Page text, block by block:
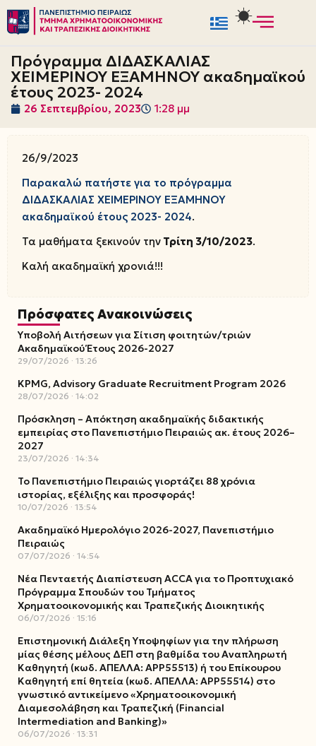
Μεταπηδήστε
στο
περιεχόμενο
Πρόγραμμα ΔΙΔΑΣΚΑΛΙΑΣ
ΧΕΙΜΕΡΙΝΟΥ ΕΞΑΜΗΝΟΥ ακαδημαϊκού
έτους 2023- 2024
26 Σεπτεμβρίου, 2023 1:28 μμ
26/9/2023
Παρακαλώ πατήστε για το πρόγραμμα
ΔΙΔΑΣΚΑΛΙΑΣ ΧΕΙΜΕΡΙΝΟΥ ΕΞΑΜΗΝΟΥ
ακαδημαϊκού έτους 2023- 2024.
Τα μαθήματα ξεκινούν την Τρίτη 3/10/2023.
Καλή ακαδημαϊκή χρονιά!!!
Πρόσφατες Ανακοινώσεις
Υποβολή Αιτήσεων για Σίτιση φοιτητών/τριών
Ακαδημαϊκού Έτους 2026-2027
29/07/2026 13:26
KPMG, Advisory Graduate Recruitment Program 2026
28/07/2026 14:02
Πρόσκληση – Απόκτηση ακαδημαϊκής διδακτικής
εμπειρίας στο Πανεπιστήμιο Πειραιώς ακ. έτους 2026–
2027
23/07/2026 14:34
Το Πανεπιστήμιο Πειραιώς γιορτάζει 88 χρόνια
ιστορίας, εξέλιξης και προσφοράς!
10/07/2026 13:54
Ακαδημαϊκό Ημερολόγιο 2026-2027, Πανεπιστήμιο
Πειραιώς
07/07/2026 14:54
Νέα Πενταετής Διαπίστευση ACCA για το Προπτυχιακό
Πρόγραμμα Σπουδών του Τμήματος
Χρηματοοικονομικής και Τραπεζικής Διοικητικής
06/07/2026 15:16
Επιστημονική Διάλεξη Υποψηφίων για την πλήρωση
μίας θέσης μέλους ΔΕΠ στη βαθμίδα του Αναπληρωτή
Καθηγητή (κωδ. ΑΠΕΛΛΑ: ΑΡΡ55513) ή του Επίκουρου
Καθηγητή επί θητεία (κωδ. ΑΠΕΛΛΑ: ΑΡΡ55514) στο
γνωστικό αντικείμενο «Χρηματοοικονομική
Διαμεσολάβηση και Τραπεζική (Financial
Intermediation and Banking)»
06/07/2026 13:31